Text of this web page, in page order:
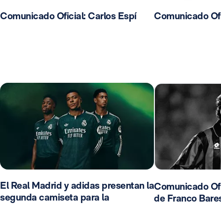
Comunicado Oficial: Carlos Espí Comunicado
El Real Madrid y adidas presentan la
segunda camiseta para la
Comunicado
de Franco